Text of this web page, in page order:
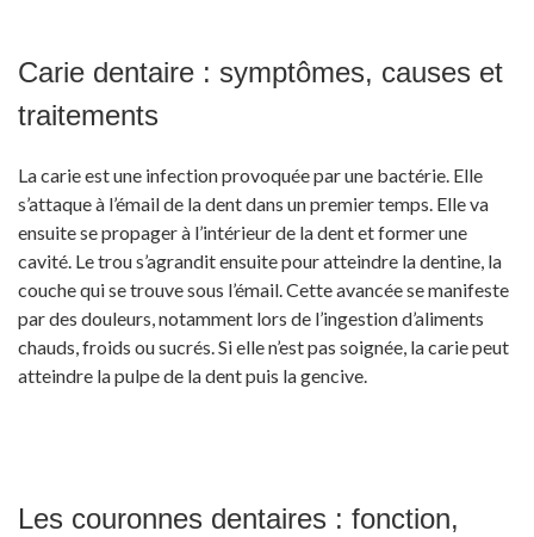
Carie dentaire : symptômes, causes et
traitements
La carie est une infection provoquée par une bactérie. Elle
s’attaque à l’émail de la dent dans un premier temps. Elle va
ensuite se propager à l’intérieur de la dent et former une
cavité. Le trou s’agrandit ensuite pour atteindre la dentine, la
couche qui se trouve sous l’émail. Cette avancée se manifeste
par des douleurs, notamment lors de l’ingestion d’aliments
chauds, froids ou sucrés. Si elle n’est pas soignée, la carie peut
atteindre la pulpe de la dent puis la gencive.
Les couronnes dentaires : fonction,